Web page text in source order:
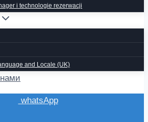
i technologie rezerwacji
and Locale (UK)
нами
whatsApp